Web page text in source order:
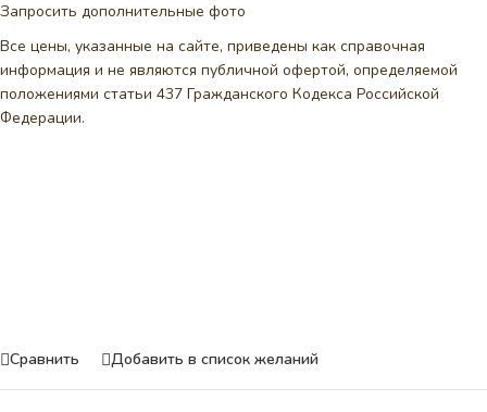
Запросить дополнительные фото
Все цены, указанные на сайте, приведены как справочная
информация и не являются публичной офертой, определяемой
положениями статьи 437 Гражданского Кодекса Российской
Федерации.
Сравнить Добавить в список желаний